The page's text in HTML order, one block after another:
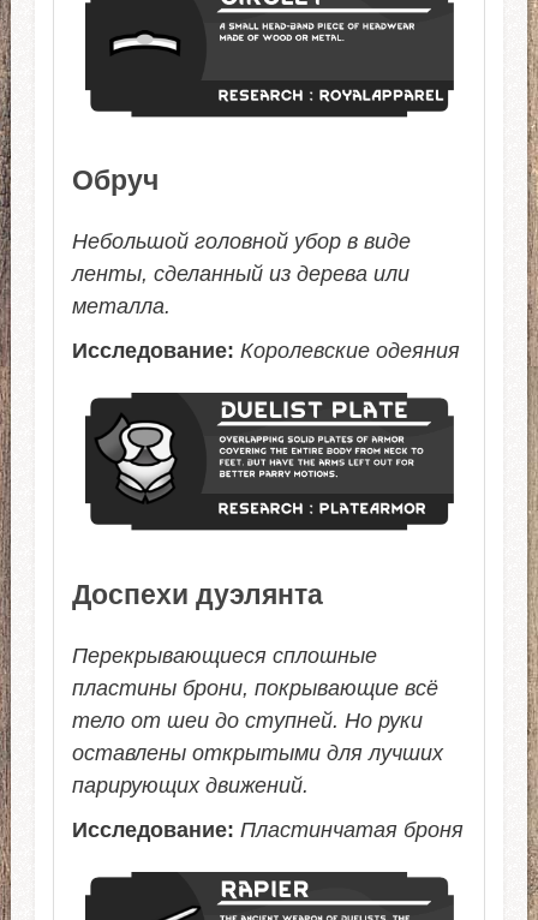
Обруч
Небольшой головной убор в виде
ленты, сделанный из дерева или
металла.
Исследование: Королевские одеяния
Доспехи дуэлянта
Перекрывающиеся сплошные
пластины брони, покрывающие всё
тело от шеи до ступней. Но руки
оставлены открытыми для лучших
парирующих движений.
Исследование: Пластинчатая броня